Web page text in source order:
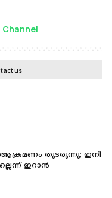
Channel
us
തുടരുന്നു; ‌ഇനി
ഇറാൻ